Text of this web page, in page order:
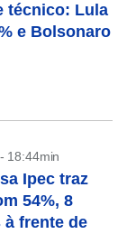
técnico: Lula
e Bolsonaro
18:44min
Ipec traz
54%, 8
à frente de